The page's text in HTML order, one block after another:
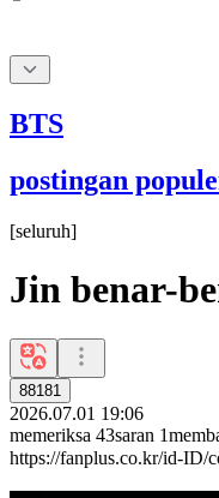
BTS
postingan
[seluruh]
Jin benar-
88181
2026.07.01 19:06
memeriksa 43saran 1
https://fanplus.co.kr/id-ID/